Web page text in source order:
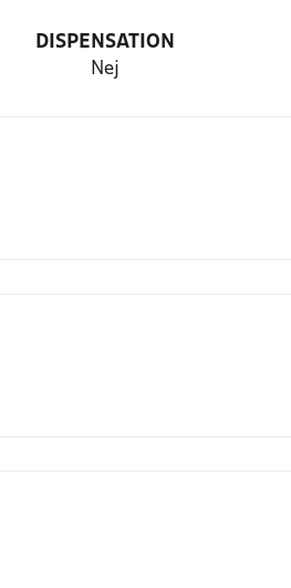
DISPENSATION
Nej